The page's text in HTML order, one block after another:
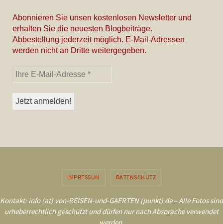
Abonnieren Sie unsen kostenlosen Newsletter und
erhalten Sie die neuesten Blogbeiträge.
Abbestellung jederzeit möglich. E-Mail-Adressen
werden nicht an Dritte weitergegeben.
IMPRESSUM DATENSCHUTZ
Kontakt: info (at) von-REISEN-und-GAERTEN (punkt) de – Alle Fotos sind
urheberrechtlich geschützt und dürfen nur nach Absprache verwendet